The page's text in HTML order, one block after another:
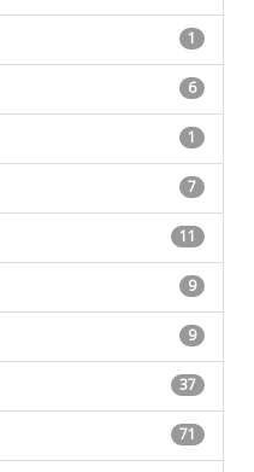
1
6
1
7
11
9
9
37
71